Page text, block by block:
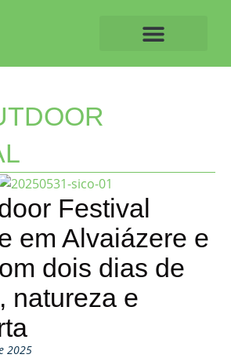
Festival
em Alvaiázere e
dois dias de
natureza e
2025